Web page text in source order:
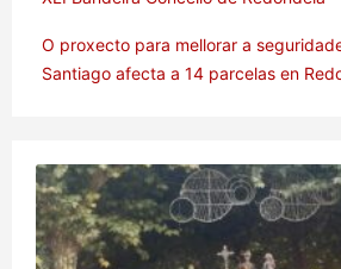
O proxecto para mellorar a
Santiago afecta a 14 parcelas en